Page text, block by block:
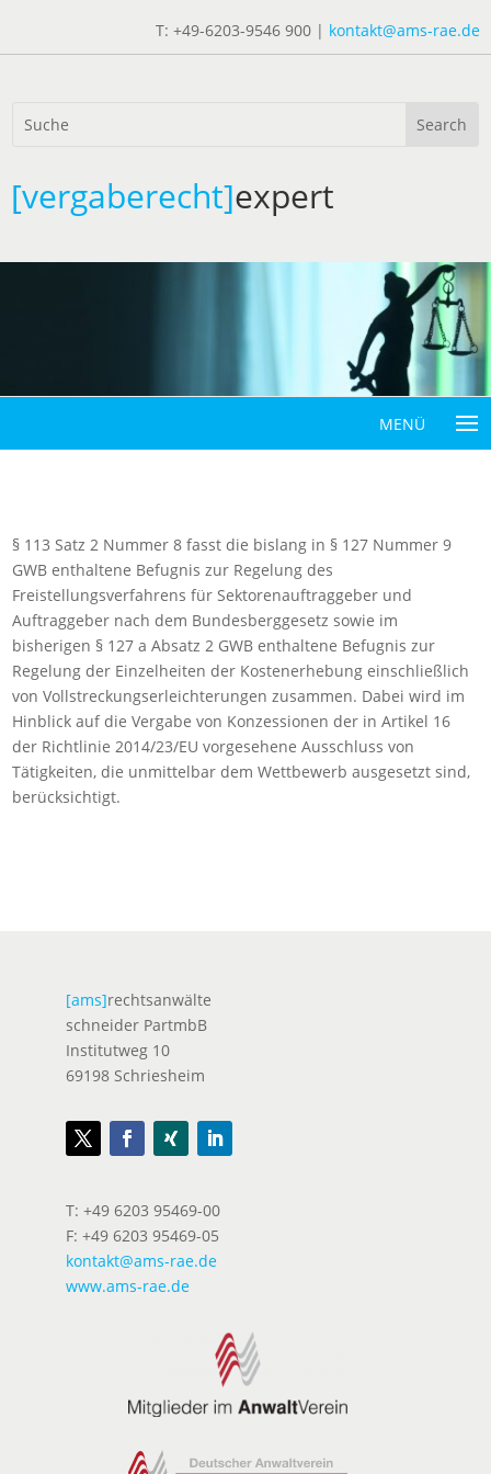
T: +49-6203-9546 900 | kontakt@ams-rae.de
[vergaberecht]expert
§ 113 Satz 2 Nummer 8 fasst die bislang in § 127 Nummer 9
GWB enthaltene Befugnis zur Regelung des
Freistellungsverfahrens für Sektorenauftraggeber und
Auftraggeber nach dem Bundesberggesetz sowie im
bisherigen § 127 a Absatz 2 GWB enthaltene Befugnis zur
Regelung der Einzelheiten der Kostenerhebung einschließlich
von Vollstreckungserleichterungen zusammen. Dabei wird im
Hinblick auf die Vergabe von Konzessionen der in Artikel 16
der Richtlinie 2014/23/EU vorgesehene Ausschluss von
Tätigkeiten, die unmittelbar dem Wettbewerb ausgesetzt sind,
berücksichtigt.
[ams]rechtsanwälte
schneider PartmbB
Institutweg 10
69198 Schriesheim
T: +49 6203 95469-00
F: +49 6203 95469-05
kontakt@ams-rae.de
www.ams-rae.de